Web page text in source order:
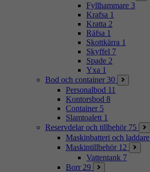
Fyllhammare 3
Krafsa 1
Kratta 2
Räfsa 1
Skottkärra 1
Skyffel 7
Spade 2
Yxa 1
Bod och container 30
Personalbod 11
Kontorsbod 8
Container 5
Slamtoalett 1
Reservdelar och tillbehör 75
Maskinbatteri och laddare
Maskintillbehör 12
Vattentank 7
Borr 29